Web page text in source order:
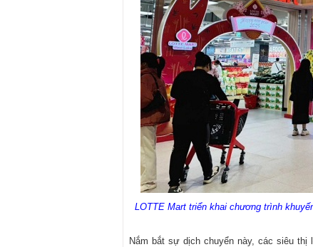
LOTTE Mart triển khai chương trình
Nắm bắt sự dịch chuyển này, các siêu